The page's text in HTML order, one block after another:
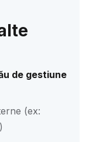
de gestiune
(ex: